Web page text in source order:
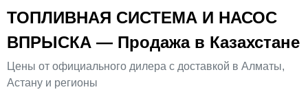
ТОПЛИВНАЯ СИСТЕМА И НАСОС
ВПРЫСКА — Продажа в Казахстане
Цены от официального дилера с доставкой в Алматы,
Астану и регионы